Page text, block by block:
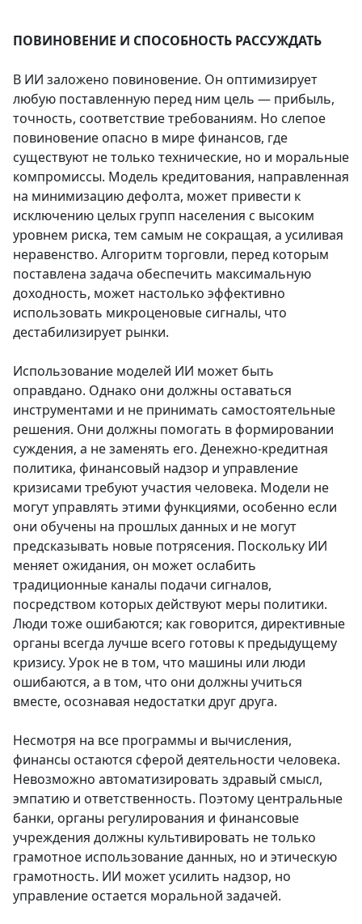
ПОВИНОВЕНИЕ И СПОСОБНОСТЬ РАССУЖДАТЬ
В ИИ заложено повиновение. Он оптимизирует
любую поставленную перед ним цель — прибыль,
точность, соответствие требованиям. Но слепое
повиновение опасно в мире финансов, где
существуют не только технические, но и моральные
компромиссы. Модель кредитования, направленная
на минимизацию дефолта, может привести к
исключению целых групп населения с высоким
уровнем риска, тем самым не сокращая, а усиливая
неравенство. Алгоритм торговли, перед которым
поставлена задача обеспечить максимальную
доходность, может настолько эффективно
использовать микроценовые сигналы, что
дестабилизирует рынки.
Использование моделей ИИ может быть
оправдано. Однако они должны оставаться
инструментами и не принимать самостоятельные
решения. Они должны помогать в формировании
суждения, а не заменять его. Денежно-кредитная
политика, финансовый надзор и управление
кризисами требуют участия человека. Модели не
могут управлять этими функциями, особенно если
они обучены на прошлых данных и не могут
предсказывать новые потрясения. Поскольку ИИ
меняет ожидания, он может ослабить
традиционные каналы подачи сигналов,
посредством которых действуют меры политики.
Люди тоже ошибаются; как говорится, директивные
органы всегда лучше всего готовы к предыдущему
кризису. Урок не в том, что машины или люди
ошибаются, а в том, что они должны учиться
вместе, осознавая недостатки друг друга.
Несмотря на все программы и вычисления,
финансы остаются сферой деятельности человека.
Невозможно автоматизировать здравый смысл,
эмпатию и ответственность. Поэтому центральные
банки, органы регулирования и финансовые
учреждения должны культивировать не только
грамотное использование данных, но и этическую
грамотность. ИИ может усилить надзор, но
управление остается моральной задачей.